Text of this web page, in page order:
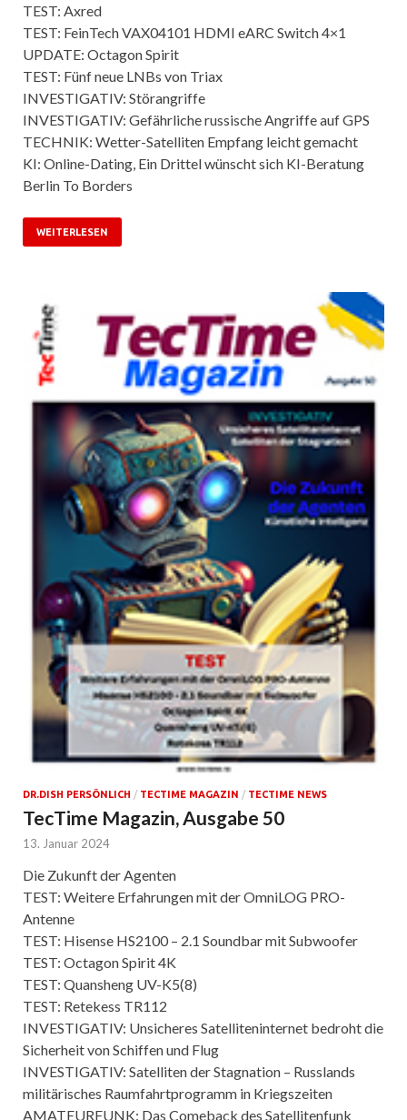
TEST: Axred
TEST: FeinTech VAX04101 HDMI eARC Switch 4×1
UPDATE: Octagon Spirit
TEST: Fünf neue LNBs von Triax
INVESTIGATIV: Störangriffe
INVESTIGATIV: Gefährliche russische Angriffe auf GPS
TECHNIK: Wetter-Satelliten Empfang leicht gemacht
KI: Online-Dating, Ein Drittel wünscht sich KI-Beratung
Berlin To Borders
WEITERLESEN
DR.DISH PERSÖNLICH / TECTIME MAGAZIN / TECTIME NEWS
TecTime Magazin, Ausgabe 50
13. Januar 2024
Die Zukunft der Agenten
TEST: Weitere Erfahrungen mit der OmniLOG PRO-
Antenne
TEST: Hisense HS2100 – 2.1 Soundbar mit Subwoofer
TEST: Octagon Spirit 4K
TEST: Quansheng UV-K5(8)
TEST: Retekess TR112
INVESTIGATIV: Unsicheres Satelliteninternet bedroht die
Sicherheit von Schiffen und Flug
INVESTIGATIV: Satelliten der Stagnation – Russlands
militärisches Raumfahrtprogramm in Kriegszeiten
AMATEURFUNK: Das Comeback des Satellitenfunk